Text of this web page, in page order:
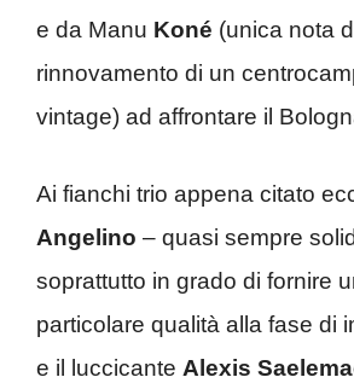
e da Manu Koné (unica nota
rinnovamento di un
vintage) ad affrontare il
Ai fianchi trio appena citato
Angelino – quasi sempre
soprattutto in grado di fornire
particolare qualità alla fase di
e il luccicante Alexis